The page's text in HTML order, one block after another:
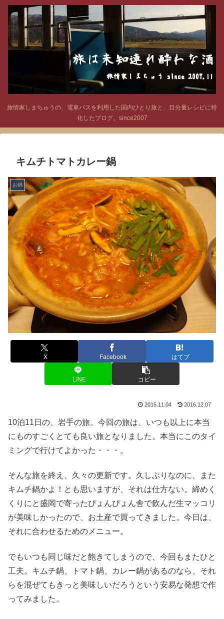
旅情家しまちゅうの、電車バスを利用した国内ひとり旅と、目分量レシピに特
化したブログ。since2007
キムチトマトカレー鍋
お鍋
X Facebook はてブ
LINE コピー
2015.11.04 2016.12.07
10泊11日の、岩手の旅。今回の旅は、いつも以上に本当
にものすごくとても良い旅となりました。本当にこのタイ
ミングで行けてよかった・・・。
そんな旅を終え、久々の更新です。久しぶりなのに、また
キムチ鍋かよ！とも思いますが、それは仕方ない。締めく
くりにと盛岡で寄ったぴょんぴょん舎で飲んだ生マッコリ
が美味しかったので、お土産で買ってきました。今日は、
それに合わせるためのメニュー。
でもいつも同じ味だと飽きてしまうので、今回もまたひと
工夫。キムチ鍋、トマト鍋、カレー鍋があるのなら、それ
らを混ぜてもきっと美味しいだろうという安易な発想で作
ってみました。